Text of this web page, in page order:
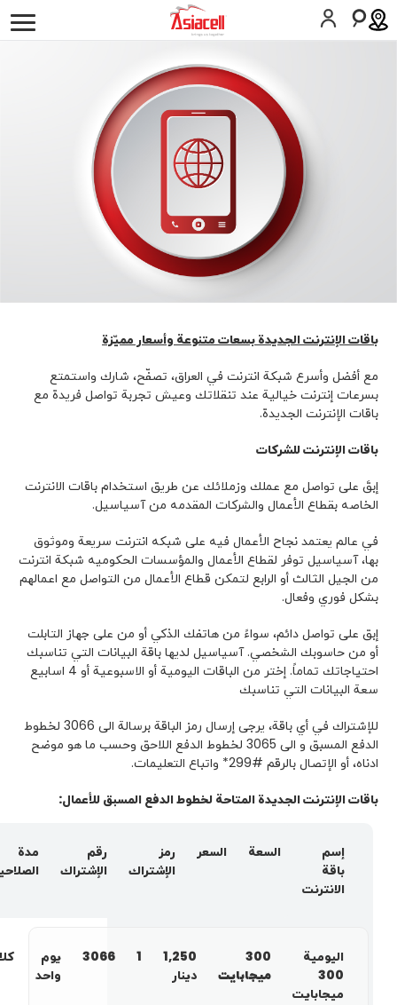
SIM اطلب المساعدة
كوردىEnglish
باقات الإنترنت الجديدة بسعات متنوعة وأسعار مميّزة
مع أفضل وأسرع شبکة انترنت في العراق، تصفّح، شارك واستمتع
بسرعات إنترنت خيالية عند تنقلاتك وعيش تجربة تواصل فريدة مع
باقات الإنترنت الجديدة.
باقات الإنترنت للشرکات
إبقَ على تواصل مع عملك وزملائك عن طريق استخدام باقات الانترنت
الخاصه بقطاع الأعمال والشركات المقدمه من آسياسيل.
في عالم يعتمد نجاح الأعمال فيه على شبكه انترنت سريعة وموثوق
بها، آسياسيل توفر لقطاع الأعمال والمؤسسات الحكوميه شبكة انترنت
من الجيل الثالث أو الرابع لتمكن قطاع الأعمال من التواصل مع اعمالهم
بشكل فوري وفعال.
إبق على تواصل دائم، سواءً من هاتفك الذكي أو من على جهاز التابلت
أو من حاسوبك الشخصي. آسياسيل لديها باقة البيانات التي تناسبك
احتیاجاتك تماماً. إختر من الباقات اليومية أو الاسبوعية أو 4 اسابيع
سعة البيانات التي تناسبك
للإشتراك في أي باقة، يرجى إرسال رمز الباقة برسالة الى 3066 لخطوط
الدفع المسبق و الى 3065 لخطوط الدفع اللاحق وحسب ما هو موضح
ادناه، أو الإتصال بالرقم #299* واتباع التعليمات.
باقات الإنترنت الجديدة المتاحة لخطوط الدفع المسبق للأعمال:
إسم
باقة
الانترنت
السعة السعر
رمز
الإشتراك
رقم
الإشتراك
مدة‌
اليومية
300
ميجابايت
300
ميجابايت
1,250
دينار
1
3066
يوم
واحد
كلا